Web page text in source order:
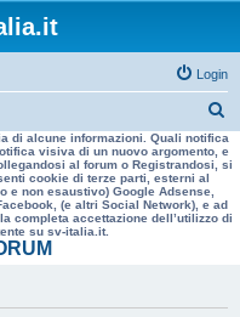
Login
e
r
a
di alcune informazioni. Quali notifica
visiva di un nuovo argomento, e
al forum o Registrandosi, si
cookie di terze parti, esterni al
e non esaustivo) Google Adsense,
(e altri Social Network), e ad
completa accettazione dell’utilizzo di
su sv-italia.it.